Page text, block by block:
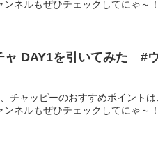
ネルもぜひチェックしてにゃ～
ャ DAY1を引いてみた
チャッピーのおすすめポイントは
ネルもぜひチェックしてにゃ～